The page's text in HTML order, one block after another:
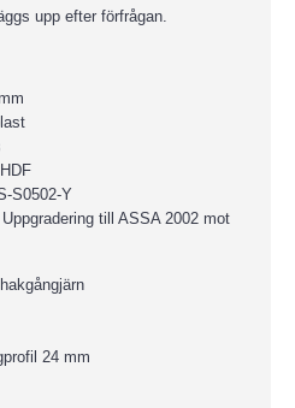
upp efter förfrågan.
S0502-Y
till ASSA 2002 mot
24 mm